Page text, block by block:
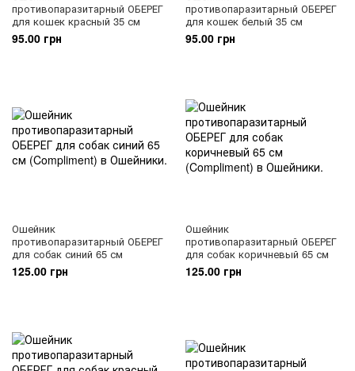
противопаразитарный ОБЕРЕГ
для кошек красный 35 см
95.00 грн
противопаразитарный ОБЕРЕГ
для кошек белый 35 см
95.00 грн
Ошейник
противопаразитарный ОБЕРЕГ
для собак синий 65 см
125.00 грн
Ошейник
противопаразитарный ОБЕРЕГ
для собак коричневый 65 см
125.00 грн